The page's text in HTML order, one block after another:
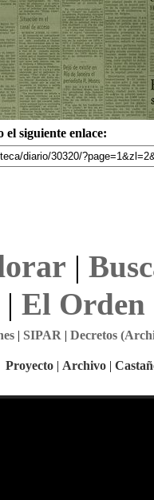
siguiente enlace:
|
El Orden
| SIPAR | Decretos
Proyecto | Archivo |